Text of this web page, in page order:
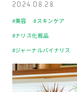
2024.08.28
#美容
#スキンケア
#ナリス化粧品
#ジャーナルバイナリス